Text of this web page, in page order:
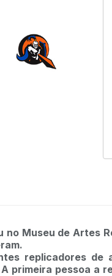
Museu de Artes
replicadores
primeira pessoa a